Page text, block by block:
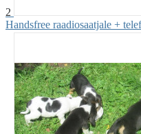
2
Handsfree raadiosaatjale +